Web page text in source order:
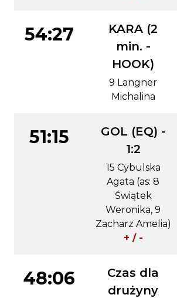
54:27
KARA (2
min. -
HOOK)
9 Langner
Michalina
51:15
GOL (EQ) -
1:2
15 Cybulska
Agata (as: 8
Świątek
Weronika, 9
Zacharz Amelia)
+ / -
48:06
Czas dla
drużyny